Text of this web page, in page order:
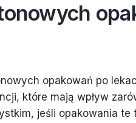
opakowań po
które mają wpływ
jeśli opakowania